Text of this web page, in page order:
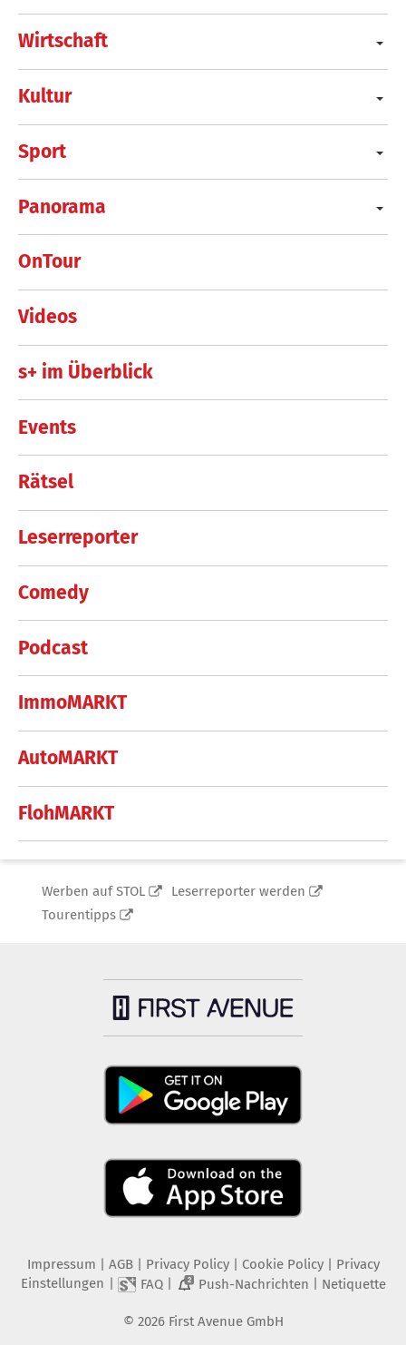
Wirtschaft
Kultur
Sport
Panorama
OnTour
Videos
s+ im Überblick
Events
Rätsel
Leserreporter
Comedy
Podcast
ImmoMARKT
AutoMARKT
FlohMARKT
Werben auf STOL
Leserreporter werden
Tourentipps
Impressum AGB Privacy Policy| Cookie Policy| Privacy
Einstellungen
FAQ| 2 Push-Nachrichten Netiquette
© 2026 First Avenue GmbH